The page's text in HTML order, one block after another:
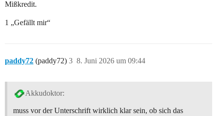
Mißkredit.
1 „Gefällt mir“
paddy72 (paddy72) 8. Juni 2026 um 09:44
3
Akkudoktor:
muss vor der Unterschrift wirklich klar sein, ob sich das